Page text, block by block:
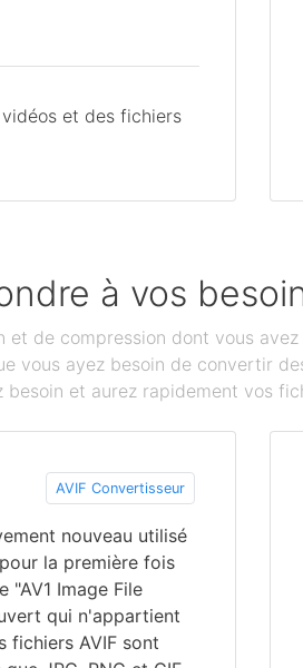
et des fichiers
à vos
de compression dont vous
vous ayez besoin de convertir
et aurez rapidement vos
AVIF Convertisseur
nouveau utilisé
la première fois
"AV1 Image File
qui n'appartient
fichiers AVIF sont